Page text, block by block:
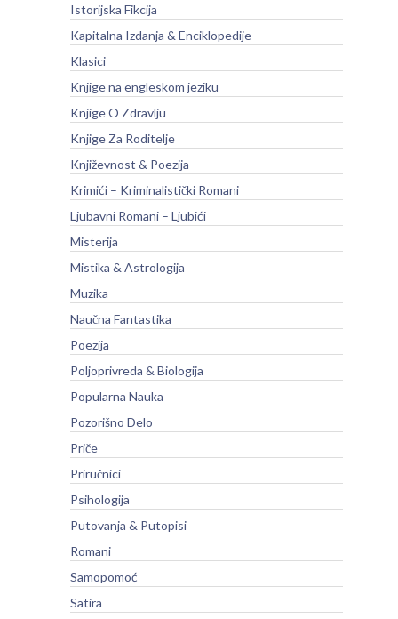
Istorijska Fikcija
Kapitalna Izdanja & Enciklopedije
Klasici
Knjige na engleskom jeziku
Knjige O Zdravlju
Knjige Za Roditelje
Književnost & Poezija
Krimići – Kriminalistički Romani
Ljubavni Romani – Ljubići
Misterija
Mistika & Astrologija
Muzika
Naučna Fantastika
Poezija
Poljoprivreda & Biologija
Popularna Nauka
Pozorišno Delo
Priče
Priručnici
Psihologija
Putovanja & Putopisi
Romani
Samopomoć
Satira